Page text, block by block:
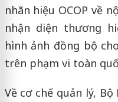
nhãn hiệu OCOP về
nhận diện thương
hình ảnh đồng bộ
trên phạm vi toàn
Về cơ chế quản lý,